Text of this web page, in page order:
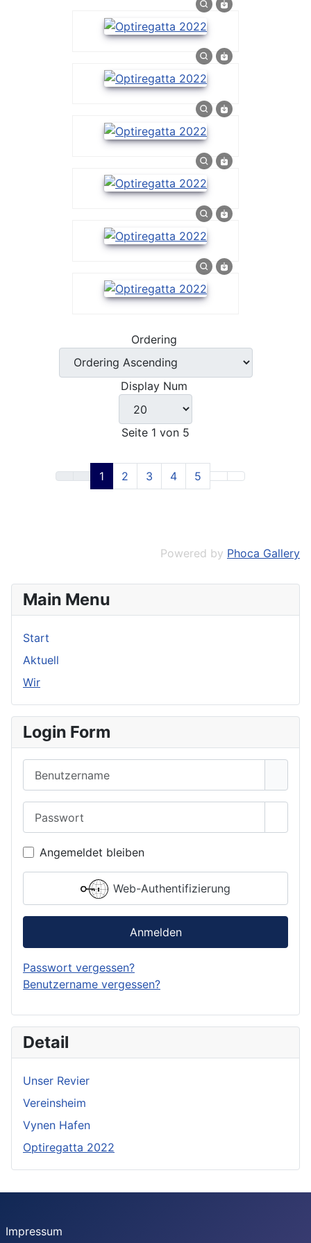
Ordering
Display Num
Seite 1 von 5
1 2 3 4 5
Powered by Phoca Gallery
Main Menu
Start
Aktuell
Wir
Login Form
Angemeldet bleiben
Web-Authentifizierung
Anmelden
Passwort vergessen?
Benutzername vergessen?
Detail
Unser Revier
Vereinsheim
Vynen Hafen
Optiregatta 2022
Impressum